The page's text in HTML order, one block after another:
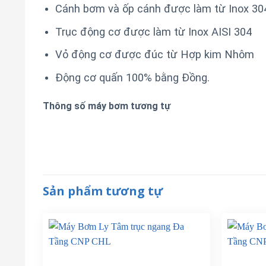
Cánh bơm và ốp cánh được làm từ Inox
Trục động cơ được làm từ Inox AISI 304
Vỏ động cơ được đúc từ Hợp kim Nhôm
Động cơ quấn 100% bằng Đồng.
Thông số máy bơm tương tự
Sản phẩm tương tự